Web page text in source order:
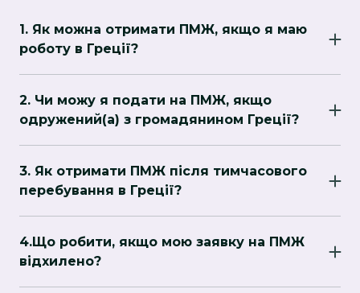
1. Як можна отримати ПМЖ, якщо я маю
роботу в Греції?
діяльність, після певного часу (зазвичай 5
років безперервного перебування) ви маєте
право подати на ПМЖ.
2. Чи можу я подати на ПМЖ, якщо
одружений(а) з громадянином Греції?
проживання.
3. Як отримати ПМЖ після тимчасового
перебування в Греції?
5 років постійного перебування в країні.
4.Що робити, якщо мою заявку на ПМЖ
відхилено?